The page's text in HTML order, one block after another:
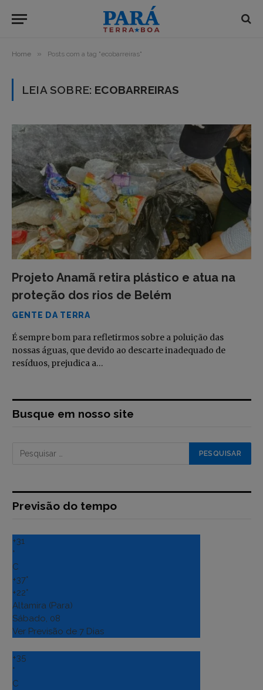
Home » Posts com a tag "ecobarreiras"
LEIA SOBRE: ECOBARREIRAS
Projeto Anamã retira plástico e atua na
proteção dos rios de Belém
GENTE DA TERRA
É sempre bom para refletirmos sobre a poluição das
nossas águas, que devido ao descarte inadequado de
resíduos, prejudica a…
Busque em nosso site
Previsão do tempo
+31
°
C
+37°
+22°
Altamira (Para)
Sábado, 08
Ver Previsão de 7 Dias
+35
°
C